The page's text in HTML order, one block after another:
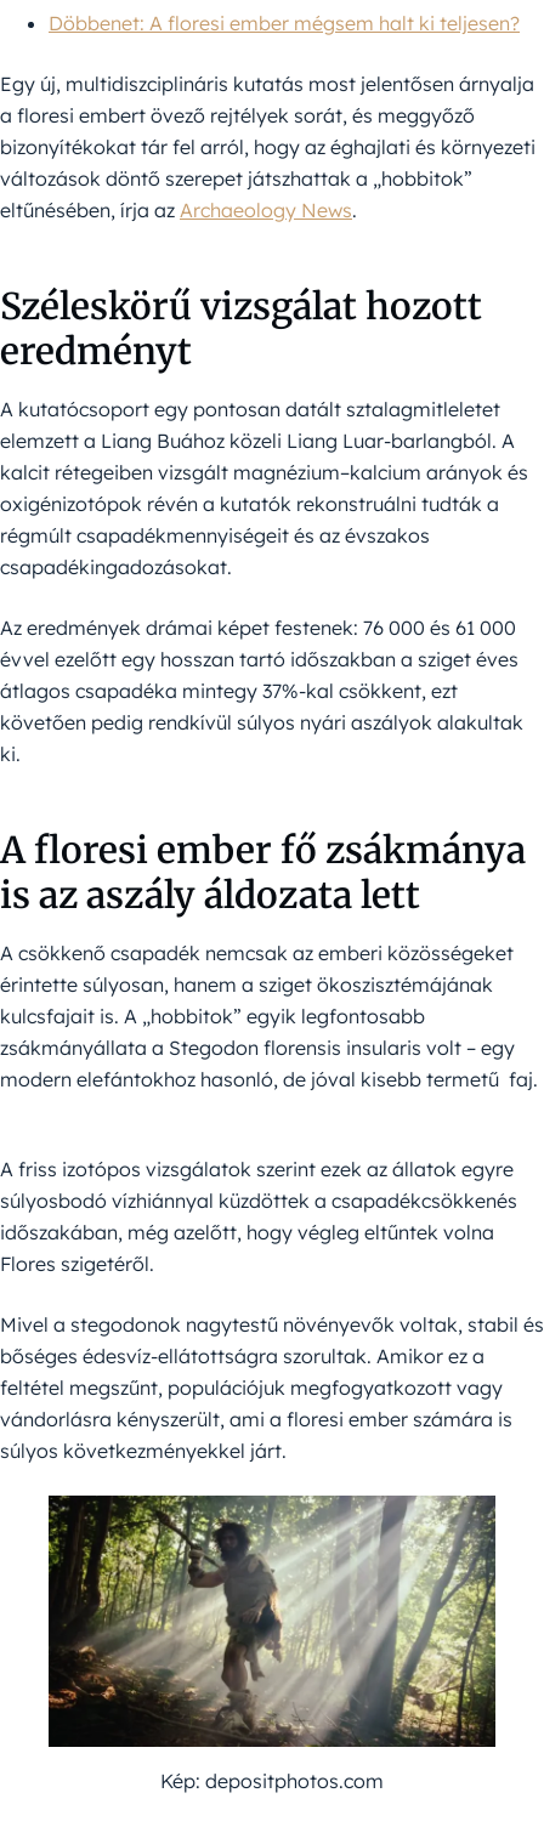
Döbbenet: A floresi ember mégsem halt ki teljesen?
Egy új, multidiszciplináris kutatás most jelentősen árnyalja
a floresi embert övező rejtélyek sorát, és meggyőző
bizonyítékokat tár fel arról, hogy az éghajlati és környezeti
változások döntő szerepet játszhattak a „hobbitok”
eltűnésében, írja az Archaeology News.
Széleskörű vizsgálat hozott
eredményt
A kutatócsoport egy pontosan datált sztalagmitleletet
elemzett a Liang Buához közeli Liang Luar-barlangból. A
kalcit rétegeiben vizsgált magnézium–kalcium arányok és
oxigénizotópok révén a kutatók rekonstruálni tudták a
régmúlt csapadékmennyiségeit és az évszakos
csapadékingadozásokat.
Az eredmények drámai képet festenek: 76 000 és 61 000
évvel ezelőtt egy hosszan tartó időszakban a sziget éves
átlagos csapadéka mintegy 37%-kal csökkent, ezt
követően pedig rendkívül súlyos nyári aszályok alakultak
ki.
A floresi ember fő zsákmánya
is az aszály áldozata lett
A csökkenő csapadék nemcsak az emberi közösségeket
érintette súlyosan, hanem a sziget ökoszisztémájának
kulcsfajait is. A „hobbitok” egyik legfontosabb
zsákmányállata a Stegodon florensis insularis volt – egy
modern elefántokhoz hasonló, de jóval kisebb termetű faj.
A friss izotópos vizsgálatok szerint ezek az állatok egyre
súlyosbodó vízhiánnyal küzdöttek a csapadékcsökkenés
időszakában, még azelőtt, hogy végleg eltűntek volna
Flores szigetéről.
Mivel a stegodonok nagytestű növényevők voltak, stabil és
bőséges édesvíz-ellátottságra szorultak. Amikor ez a
feltétel megszűnt, populációjuk megfogyatkozott vagy
vándorlásra kényszerült, ami a floresi ember számára is
súlyos következményekkel járt.
Kép: depositphotos.com